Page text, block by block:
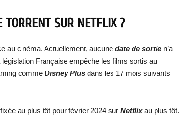
TORRENTSUR NETFLIX ?
au cinéma. Actuellement, aucune date de sortie n’a
législation Française empêche les films sortis au
comme Disney Plus dans les 17 mois suivants
au plus tôt pour février 2024 sur Netflixau plus tôt.